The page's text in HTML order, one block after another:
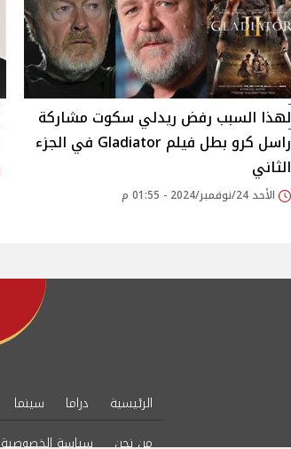
لهذا السبب رفض ريدلي سكوت مشاركة
راسل كرو بطل فيلم Gladiator في الجزء
الثاني
الأحد 24/نوفمبر/2024 - 01:55 م
الرئيسية دراما سينما
من نحن
سياسة الخصوصية